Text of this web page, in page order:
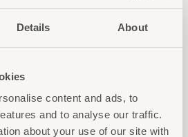
Details About
content and ads, to
and to analyse our traffic.
about your use of our site with
ANFRAGELISTE